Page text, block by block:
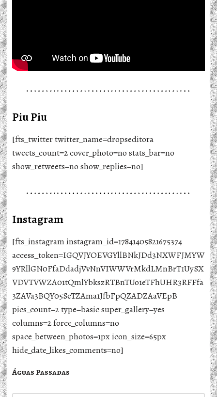
Piu Piu
[fts_twitter twitter_name=dropseditora
tweets_count=2 cover_photo=no stats_bar=no
show_retweets=no show_replies=no]
Instagram
[fts_instagram instagram_id=17841405821675374
access_token=IGQVJYOEVGYllBNkJDd3NXWFJMYW
9YRllGN0FfaDdadjVvNnVIWWVrMkdLMnBrT1UySX
VDVTVWZA01tQmlYbkszRTBnTUo1eTFhUHR3RFFfa
3ZAVa3BQY05SeTZAma1JfbFpQZADZAaVEpB
pics_count=2 type=basic super_gallery=yes
columns=2 force_columns=no
space_between_photos=1px icon_size=65px
hide_date_likes_comments=no]
Águas Passadas